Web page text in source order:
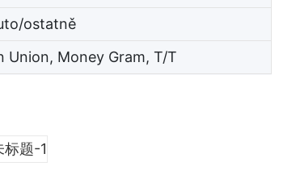
ostatně
Union, Money Gram, T/T